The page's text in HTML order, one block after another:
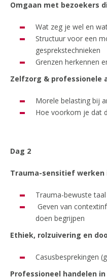
Omgaan met bezoekers
Wat zeg je wel en
Structuur voor een
gesprekstechnieken
Grenzen herkennen
Zelfzorg & professionele
Morele belasting bij
Hoe voorkom je dat
Dag 2
Trauma-sensitief
Trauma-bewuste taal
Geven van
doen begrijpen
Ethiek, rolzuivering en
Casusbesprekingen
Professioneel handelen